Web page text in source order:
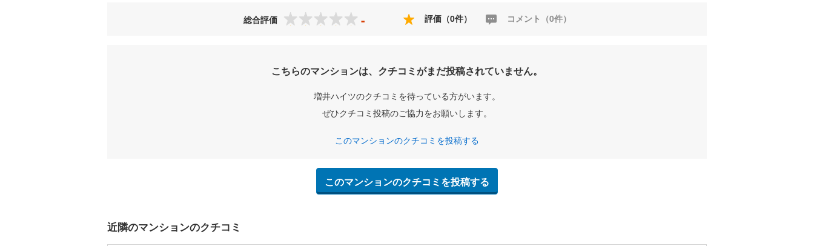
総合評価 - 評価（0件） コメント（0件）
こちらのマンションは、クチコミがまだ投稿されていません。
増井ハイツのクチコミを待っている方がいます。
ぜひクチコミ投稿のご協力をお願いします。
このマンションのクチコミを投稿する
このマンションのクチコミを投稿する
近隣のマンションのクチコミ